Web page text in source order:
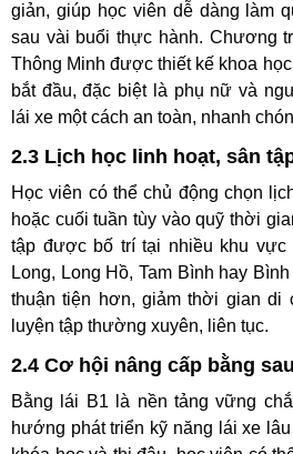
giản, giúp học viên dễ dàng làm
sau vài buổi thực hành. Chương
Thông Minh được thiết kế khoa
bắt đầu, đặc biệt là phụ nữ và
lái xe một cách an toàn, nhanh
2.3 Lịch học linh hoạt, sân
Học viên có thể chủ động chọn
hoặc cuối tuần tùy vào quỹ thời
tập được bố trí tại nhiều khu vực
Long, Long Hồ, Tam Bình hay
thuận tiện hơn, giảm thời gian di
luyện tập thường xuyên, liên tục.
2.4 Cơ hội nâng cấp bằng
Bằng lái B1 là nền tảng vững
hướng phát triển kỹ năng lái xe